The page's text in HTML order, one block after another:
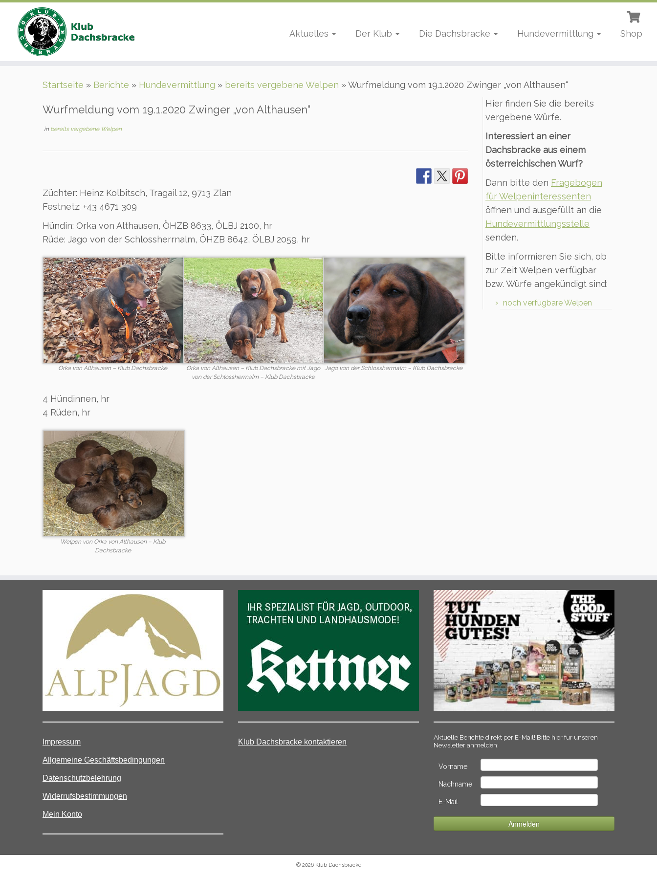
Aktuelles Der Klub Die Dachsbracke Hundevermittlung Shop
Startseite » Berichte » Hundevermittlung » bereits vergebene Welpen »Wurfmeldung vom 19.1.2020 Zwinger „von Althausen“
Wurfmeldung vom 19.1.2020 Zwinger „von Althausen“
in bereits vergebene Welpen
Züchter: Heinz Kolbitsch, Tragail 12, 9713 Zlan
Festnetz: +43 4671 309
Hündin: Orka von Althausen, ÖHZB 8633, ÖLBJ 2100, hr
Rüde: Jago von der Schlossherrnalm, ÖHZB 8642, ÖLBJ 2059, hr
Orka von Althausen – Klub Dachsbracke
Orka von Althausen – Klub Dachsbracke mit Jago
von der Schlossherrnalm – Klub Dachsbracke
Jago von der Schlossherrnalm – Klub Dachsbracke
4 Hündinnen, hr
4 Rüden, hr
Welpen von Orka von Althausen – Klub
Dachsbracke
Hier finden Sie die bereits
vergebene Würfe.
Interessiert an einer
Dachsbracke aus einem
österreichischen Wurf?
Dann bitte den Fragebogen
für Welpeninteressenten
öffnen und ausgefüllt an die
Hundevermittlungsstelle
senden.
Bitte informieren Sie sich, ob
zur Zeit Welpen verfügbar
bzw. Würfe angekündigt sind:
noch verfügbare Welpen
Impressum
Allgemeine Geschäftsbedingungen
Datenschutzbelehrung
Widerrufsbestimmungen
Mein Konto
Klub Dachsbracke kontaktieren
Aktuelle Berichte direkt per E-Mail! Bitte hier für unseren
Newsletter anmelden:
Vorname
Nachname
E-Mail
· © 2026 Klub Dachsbracke·